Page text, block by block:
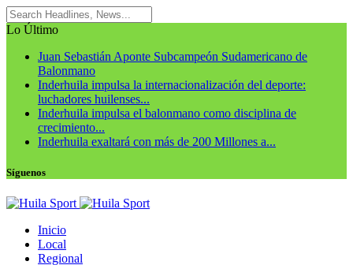
Lo Último
Juan Sebastián Aponte Subcampeón Sudamericano de
Balonmano
Inderhuila impulsa la internacionalización del deporte:
luchadores huilenses...
Inderhuila impulsa el balonmano como disciplina de
crecimiento...
Inderhuila exaltará con más de 200 Millones a...
Síguenos
Inicio
Local
Regional